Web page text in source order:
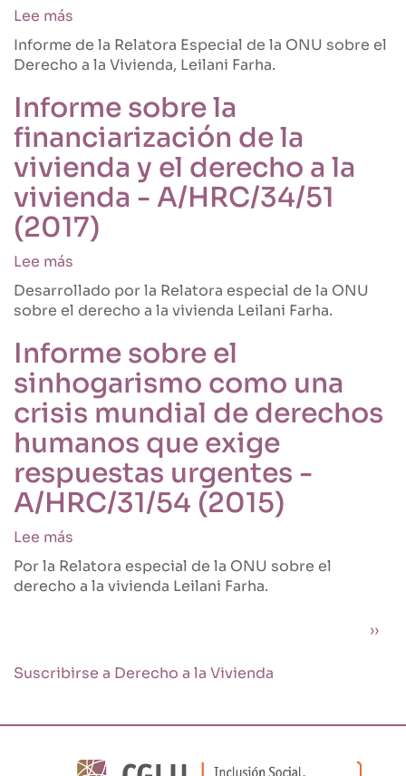
la
vivienda
A/HRC/40/61
(2019)
Lee más
Informe
sobre
el
a
la
vivienda
de
las
personas
con
A/72/128
(2017)
Informe de la Relatora Especial de la ONU sobre el
Derecho a la Vivienda, Leilani Farha.
Informe sobre la
financiarización de la
vivienda y el derecho a la
vivienda - A/HRC/34/51
(2017)
Lee más
Informe
sobre
la
financiarización
de
la
vivienda
y
el
derecho
a
la
A/HRC/34/51
(2017)
Desarrollado por la Relatora especial de la ONU
sobre el derecho a la vivienda Leilani Farha.
Informe sobre el
sinhogarismo como una
crisis mundial de derechos
humanos que exige
respuestas urgentes -
A/HRC/31/54 (2015)
Lee más
Informe
sobre
el
crisis
humanos
Por la Relatora especial de la ONU sobre el
derecho a la vivienda Leilani Farha.
››
Suscribirse a Derecho a la Vivienda